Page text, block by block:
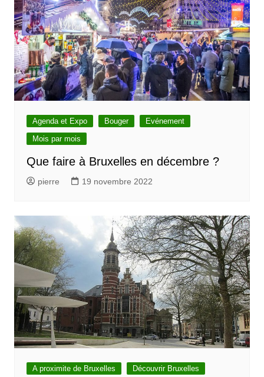
Agenda et Expo Bouger
Evénement
Mois par mois
Que faire à Bruxelles en décembre ?
pierre 19 novembre 2022
A proximite de Bruxelles Découvrir Bruxelles